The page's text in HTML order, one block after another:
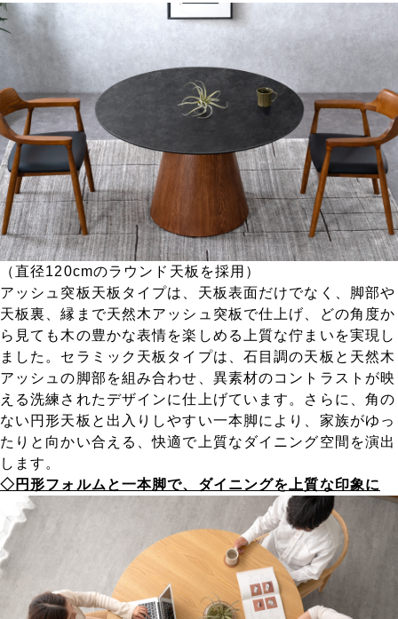
（直径120cmのラウンド天板を採用）
アッシュ突板天板タイプは、天板表面だけでなく、脚部や
天板裏、縁まで天然木アッシュ突板で仕上げ、どの角度か
ら見ても木の豊かな表情を楽しめる上質な佇まいを実現し
ました。セラミック天板タイプは、石目調の天板と天然木
アッシュの脚部を組み合わせ、異素材のコントラストが映
える洗練されたデザインに仕上げています。さらに、角の
ない円形天板と出入りしやすい一本脚により、家族がゆっ
たりと向かい合える、快適で上質なダイニング空間を演出
します。
◇円形フォルムと一本脚で、ダイニングを上質な印象に